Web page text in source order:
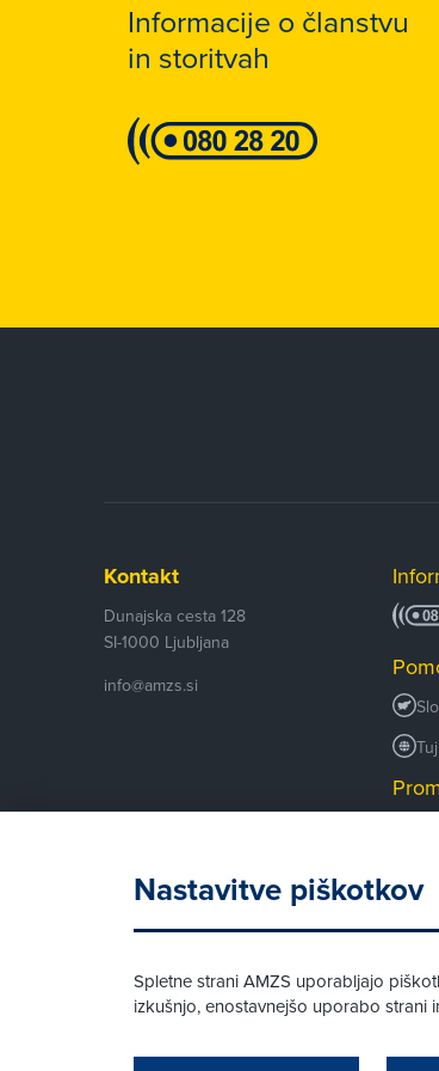
Informacije o članstvu
in storitvah
Kontakt
Dunajska cesta 128
SI-1000 Ljubljana
info@amzs.si
Nastavitve piškotkov
Spletne strani AMZS uporabljajo
izkušnjo, enostavnejšo uporabo strani